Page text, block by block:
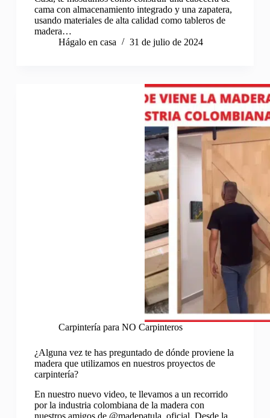
cama con almacenamiento integrado y una zapatera,
usando materiales de alta calidad como tableros de
madera…
Hágalo en casa
31 de julio de 2024
Carpintería para NO Carpinteros
¿Alguna vez te has preguntado de dónde proviene la
madera que utilizamos en nuestros proyectos de
carpintería?
En nuestro nuevo video, te llevamos a un recorrido
por la industria colombiana de la madera con